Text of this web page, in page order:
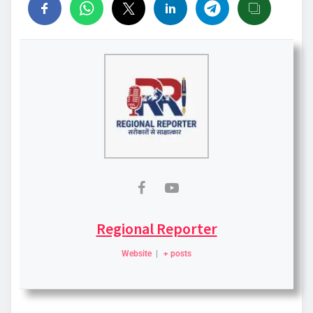
Regional Reporter
Website + posts